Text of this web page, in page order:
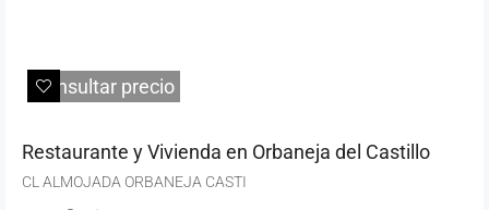
Consultar precio
Restaurante y Vivienda en Orbaneja del Castillo
CL ALMOJADA ORBANEJA CASTI